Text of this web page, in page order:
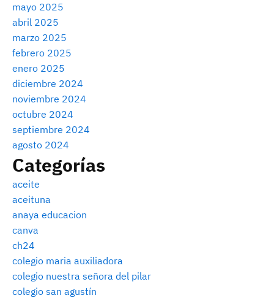
mayo 2025
abril 2025
marzo 2025
febrero 2025
enero 2025
diciembre 2024
noviembre 2024
octubre 2024
septiembre 2024
agosto 2024
Categorías
aceite
aceituna
anaya educacion
canva
ch24
colegio maria auxiliadora
colegio nuestra señora del pilar
colegio san agustín